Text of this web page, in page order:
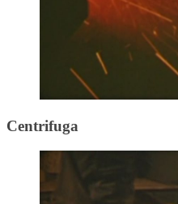
Centrifuga